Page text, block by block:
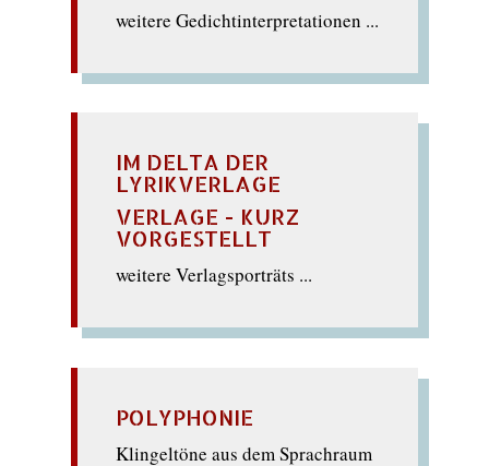
weitere Gedichtinterpretationen ...
IM DELTA DER
LYRIKVERLAGE
VERLAGE - KURZ
VORGESTELLT
weitere Verlagsporträts ...
POLYPHONIE
Klingeltöne aus dem Sprachraum